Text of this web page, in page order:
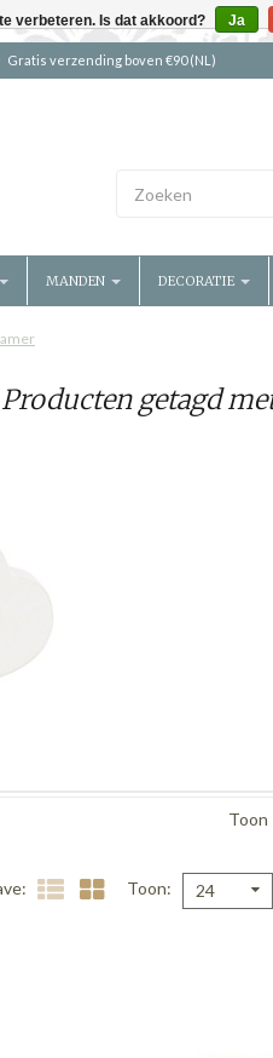
Gratis verzending boven €90 (NL)
MANDEN DECORATIE
Producten getagd
Toon
Toon 24
verbeteren. Is dat akkoord? Ja